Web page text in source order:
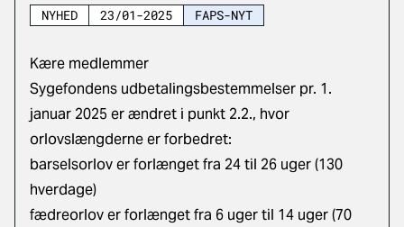
NYHED 23/01-2025 FAPS-NYT
Kære medlemmer
Sygefondens udbetalingsbestemmelser pr. 1.
januar 2025 er ændret i punkt 2.2., hvor
orlovslængderne er forbedret:
barselsorlov er forlænget fra 24 til 26 uger (130
hverdage)
fædreorlov er forlænget fra 6 uger til 14 uger (70